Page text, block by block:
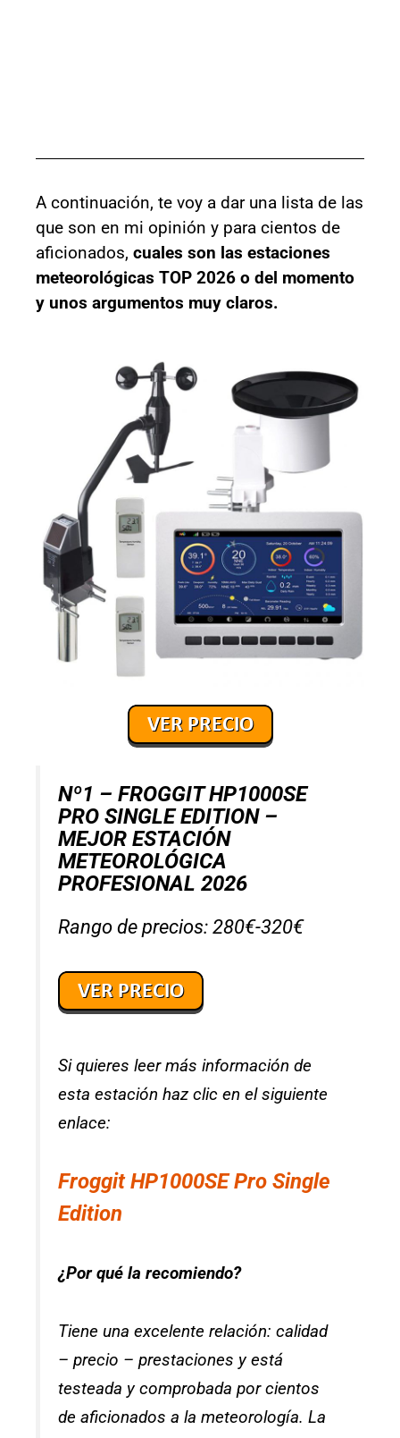
A continuación, te voy a dar una lista de las
que son en mi opinión y para cientos de
aficionados, cuales son las estaciones
meteorológicas TOP 2026 o del momento
y unos argumentos muy claros.
Nº1 – FROGGIT HP1000SE
PRO SINGLE EDITION –
MEJOR ESTACIÓN
METEOROLÓGICA
PROFESIONAL 2026
Rango de precios: 280€-320€
Si quieres leer más información de
esta estación haz clic en el siguiente
enlace:
Froggit HP1000SE Pro Single
Edition
¿Por qué la recomiendo?
Tiene una excelente relación: calidad
– precio – prestaciones y está
testeada y comprobada por cientos
de aficionados a la meteorología. La